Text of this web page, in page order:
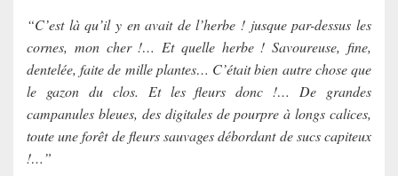
“C’est là qu’il y en avait de l’herbe ! jusque par-dessus les
cornes, mon cher !… Et quelle herbe ! Savoureuse, fine,
dentelée, faite de mille plantes… C’était bien autre chose que
le gazon du clos. Et les fleurs donc !… De grandes
campanules bleues, des digitales de pourpre à longs calices,
toute une forêt de fleurs sauvages débordant de sucs capiteux
!…”